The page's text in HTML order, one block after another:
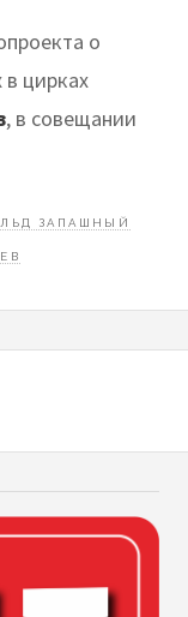
о
цирках
, в совещании
ЗАПАШНЫЙ